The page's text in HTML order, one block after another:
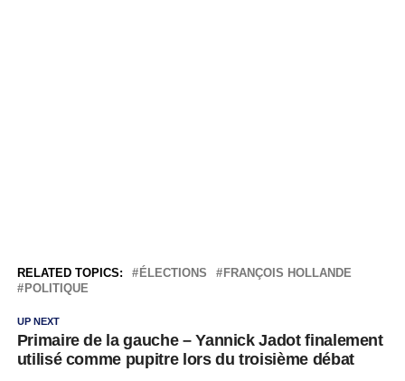
RELATED TOPICS: ÉLECTIONS
FRANÇOIS HOLLANDE
POLITIQUE
UP NEXT
Primaire de la gauche – Yannick Jadot finalement
utilisé comme pupitre lors du troisième débat